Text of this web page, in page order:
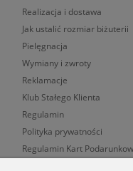
Realizacja i dostawa
Jak ustalić rozmiar biżuterii
Pielęgnacja
Wymiany i zwroty
Reklamacje
Klub Stałego Klienta
Regulamin
Polityka prywatności
Regulamin Kart